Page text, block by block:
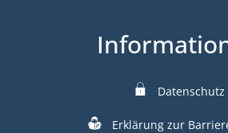
Datenschutz
Erklärung zur